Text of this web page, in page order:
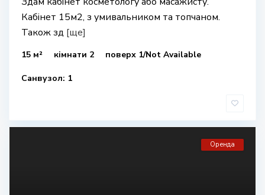
Кабінет 15м2, з умивальником та топчаном.
Також зд [ще]
15 м² кімнати 2 поверх 1/Not Available
Санвузол: 1
Оренда